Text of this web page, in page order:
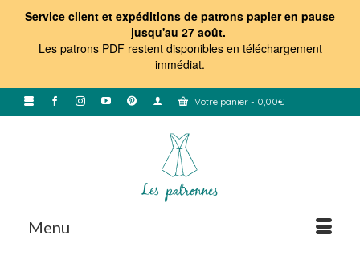
Service client et expéditions de patrons papier en pause
jusqu'au 27 août.
Les patrons PDF restent disponibles en téléchargement
immédiat.
Votre panier - 0,00€
Menu